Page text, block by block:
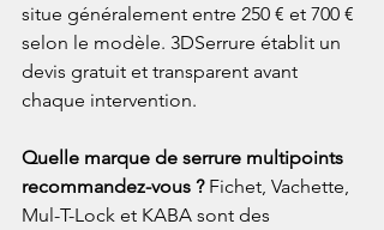
situe généralement entre 250 € et 700 €
selon le modèle. 3DSerrure établit un
devis gratuit et transparent avant
chaque intervention.
Quelle marque de serrure multipoints
recommandez-vous ? Fichet, Vachette,
Mul-T-Lock et KABA sont des